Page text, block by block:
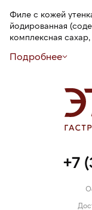
Филе с кожей
йодированная
комплексная
йодат калия.
Подробнее
+7